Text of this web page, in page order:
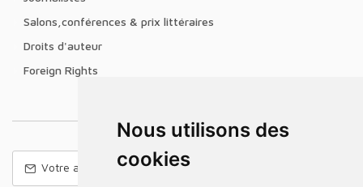
Nous utilisons des
cookies
Salons,conférences & prix littéraires
Droits d'auteur
Foreign Rights